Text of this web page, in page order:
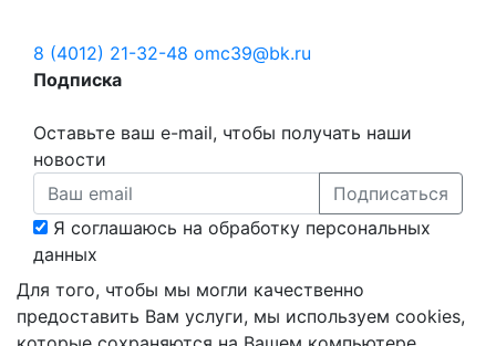
8 (4012) 21-32-48 omc39@bk.ru
Подписка
Оставьте ваш e-mail, чтобы получать наши
новости
Подписаться
Я соглашаюсь на обработку персональных
данных
Для того, чтобы мы могли качественно
предоставить Вам услуги, мы используем cookies,